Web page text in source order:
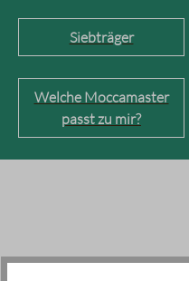
Siebträger
Welche Moccamaster
passt zu mir?